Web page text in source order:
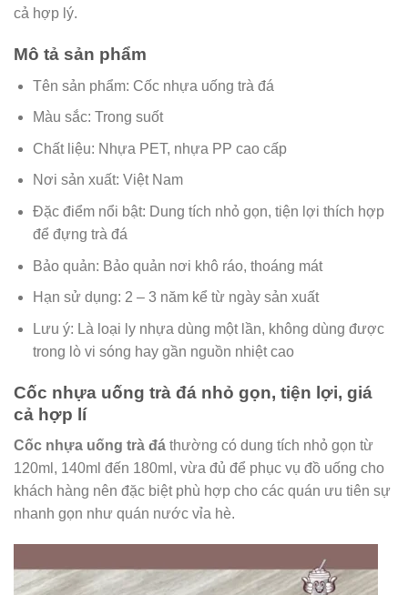
cả hợp lý.
Mô tả sản phẩm
Tên sản phẩm: Cốc nhựa uống trà đá
Màu sắc: Trong suốt
Chất liệu: Nhựa PET, nhựa PP cao cấp
Nơi sản xuất: Việt Nam
Đặc điểm nổi bật: Dung tích nhỏ gọn, tiện lợi thích hợp
để đựng trà đá
Bảo quản: Bảo quản nơi khô ráo, thoáng mát
Hạn sử dụng: 2 – 3 năm kể từ ngày sản xuất
Lưu ý: Là loại ly nhựa dùng một lần, không dùng được
trong lò vi sóng hay gần nguồn nhiệt cao
Cốc nhựa uống trà đá nhỏ gọn, tiện lợi, giá
cả hợp lí
Cốc nhựa uống trà đá thường có dung tích nhỏ gọn từ
120ml, 140ml đến 180ml, vừa đủ để phục vụ đồ uống cho
khách hàng nên đặc biệt phù hợp cho các quán ưu tiên sự
nhanh gọn như quán nước vỉa hè.